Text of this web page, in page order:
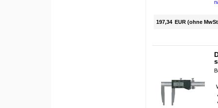
197,34 EUR (ohne